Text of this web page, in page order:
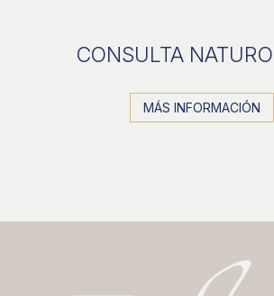
CONSULTA
MÁS INFORMACIÓN